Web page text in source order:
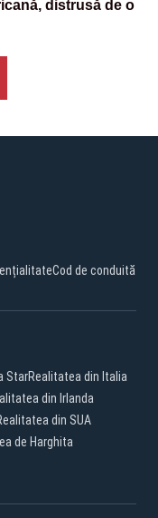
distrusă de o
Cod de conduită
StarRealitatea din Italia
din Irlanda
din SUA
de Harghita